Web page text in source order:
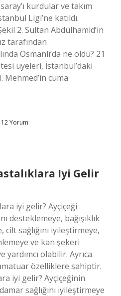
kurdular ve takım
Ligi’ne katıldı.
2. Sultan Abdülhamid’in
tarafından
Osmanlı’da ne oldu? 21
üyeleri, İstanbul’daki
Mehmed’in cuma
12 Yorum
Iyi Gelir
iyi gelir? Ayçiçeği
desteklemeye, bağışıklık
sağlığını iyileştirmeye,
ve kan şekeri
olabilir. Ayrıca
özelliklere sahiptir.
iyi gelir? Ayçiçeğinin
sağlığını iyileştirmeye